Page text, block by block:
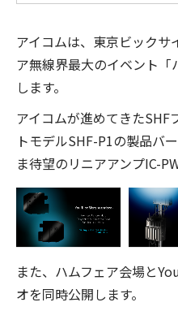
アイコムは、東京ビックサ
ア無線界最大のイベント
します。
アイコムが進めてきた
トモデルSHF-P1の製品バ
ま待望のリニアアンプIC-
また、ハムフェア会場と
オを同時公開します。